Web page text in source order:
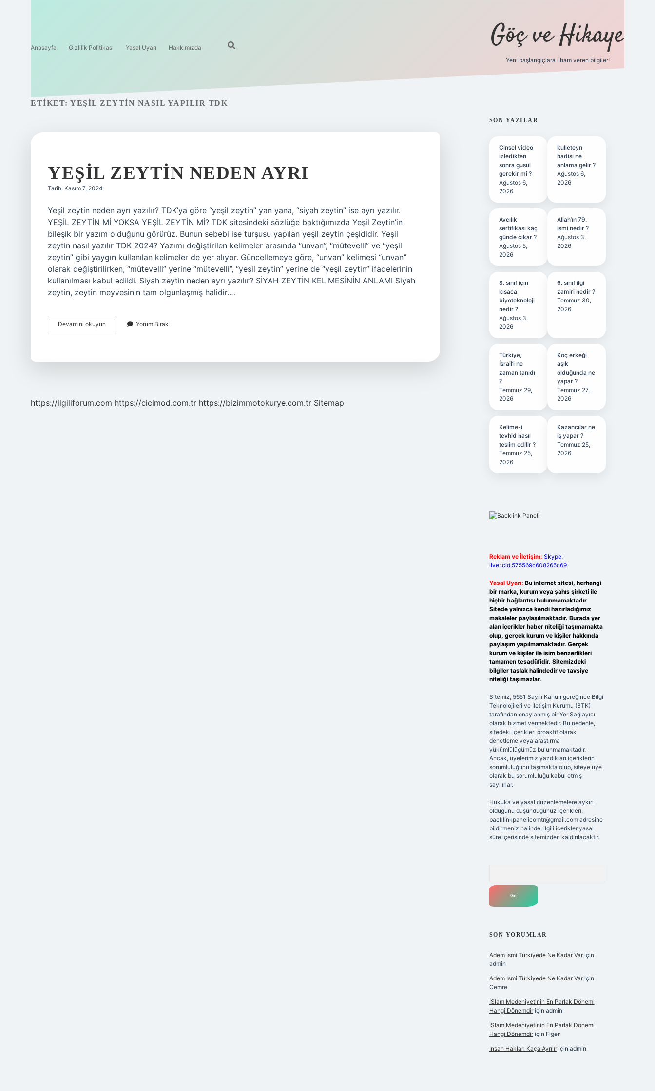
Anasayfa Gizlilik Politikası Yasal Uyarı Hakkımızda Göç ve Hikaye
Yeni başlangıçlara ilham veren bilgiler!
ETIKET: YEŞIL ZEYTIN NASIL YAPILIR TDK
YEŞIL ZEYTIN NEDEN AYRI
Tarih: Kasım 7, 2024
Yeşil zeytin neden ayrı yazılır? TDK’ya göre “yeşil zeytin” yan yana, “siyah zeytin” ise ayrı yazılır.
YEŞİL ZEYTİN Mİ YOKSA YEŞİL ZEYTİN Mİ? TDK sitesindeki sözlüğe baktığımızda Yeşil Zeytin’in
bileşik bir yazım olduğunu görürüz. Bunun sebebi ise turşusu yapılan yeşil zeytin çeşididir. Yeşil
zeytin nasıl yazılır TDK 2024? Yazımı değiştirilen kelimeler arasında “unvan”, “mütevelli” ve “yeşil
zeytin” gibi yaygın kullanılan kelimeler de yer alıyor. Güncellemeye göre, “unvan” kelimesi “unvan”
olarak değiştirilirken, “mütevelli” yerine “mütevelli”, “yeşil zeytin” yerine de “yeşil zeytin” ifadelerinin
kullanılması kabul edildi. Siyah zeytin neden ayrı yazılır? SİYAH ZEYTİN KELİMESİNİN ANLAMI Siyah
zeytin, zeytin meyvesinin tam olgunlaşmış halidir.…
Devamını okuyun
Zeytin
Yorum Bırak
https://ilgiliforum.com https://cicimod.com.tr https://bizimmotokurye.com.tr Sitemap
SIDEBAR
SON YAZILAR
Cinsel video
izledikten
sonra gusül
gerekir mi ?
Ağustos 6,
2026
kulleteyn
hadisi ne
anlama gelir ?
Ağustos 6,
2026
Avcılık
sertifikası kaç
günde çıkar ?
Ağustos 5,
2026
Allah’ın 79.
ismi nedir ?
Ağustos 3,
2026
8. sınıf için
kısaca
biyoteknoloji
nedir ?
Ağustos 3,
2026
6. sınıf ilgi
zamiri nedir ?
Temmuz 30,
2026
Türkiye,
İsrail’i ne
zaman tanıdı
?
Temmuz 29,
2026
Koç erkeği
aşık
olduğunda ne
yapar ?
Temmuz 27,
2026
Kelime-i
tevhid nasıl
teslim edilir ?
Temmuz 25,
2026
Kazancılar ne
iş yapar ?
Temmuz 25,
2026
Reklam ve İletişim: Skype:
live:.cid.575569c608265c69
Yasal Uyarı: Bu internet sitesi, herhangi
bir marka, kurum veya şahıs şirketi ile
hiçbir bağlantısı bulunmamaktadır.
Sitede yalnızca kendi hazırladığımız
makaleler paylaşılmaktadır. Burada yer
alan içerikler haber niteliği taşımamakta
olup, gerçek kurum ve kişiler hakkında
paylaşım yapılmamaktadır. Gerçek
kurum ve kişiler ile isim benzerlikleri
tamamen tesadüfidir. Sitemizdeki
bilgiler taslak halindedir ve tavsiye
niteliği taşımazlar.
Sitemiz, 5651 Sayılı Kanun gereğince Bilgi
Teknolojileri ve İletişim Kurumu (BTK)
tarafından onaylanmış bir Yer Sağlayıcı
olarak hizmet vermektedir. Bu nedenle,
sitedeki içerikleri proaktif olarak
denetleme veya araştırma
yükümlülüğümüz bulunmamaktadır.
Ancak, üyelerimiz yazdıkları içeriklerin
sorumluluğunu taşımakta olup, siteye üye
olarak bu sorumluluğu kabul etmiş
sayılırlar.
Hukuka ve yasal düzenlemelere aykırı
olduğunu düşündüğünüz içerikleri,
backlinkpanelicomtr@gmail.comadresine
bildirmeniz halinde, ilgili içerikler yasal
süre içerisinde sitemizden kaldırılacaktır.
SON YORUMLAR
Adem Ismi Türkiyede Ne Kadar Variçin
admin
Adem Ismi Türkiyede Ne Kadar Variçin
Cemre
İSlam Medeniyetinin En Parlak Dönemi
Hangi Dönemdiriçin admin
İSlam Medeniyetinin En Parlak Dönemi
Hangi Dönemdiriçin Figen
Insan Hakları Kaça Ayrılıriçin admin